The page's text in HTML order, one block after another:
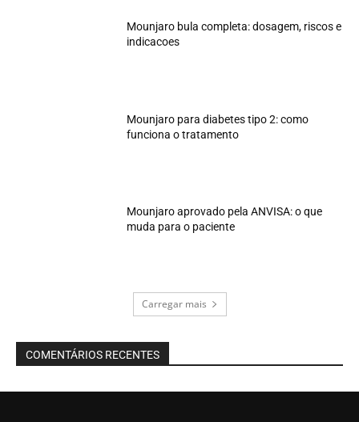
Mounjaro bula completa: dosagem, riscos e
indicacoes
Mounjaro para diabetes tipo 2: como
funciona o tratamento
Mounjaro aprovado pela ANVISA: o que
muda para o paciente
Carregar mais
COMENTÁRIOS RECENTES